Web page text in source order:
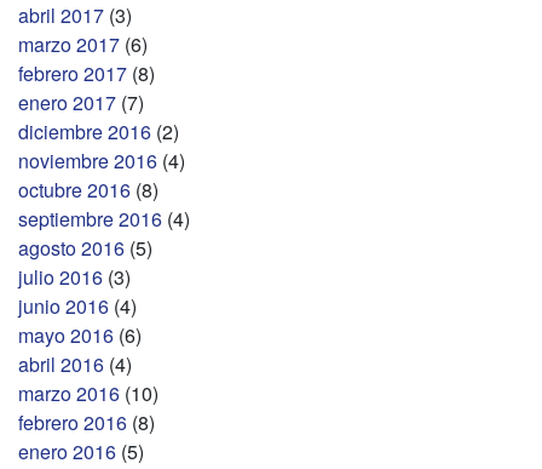
abril 2017 (3)
marzo 2017 (6)
febrero 2017 (8)
enero 2017 (7)
diciembre 2016 (2)
noviembre 2016 (4)
octubre 2016 (8)
septiembre 2016 (4)
agosto 2016 (5)
julio 2016 (3)
junio 2016 (4)
mayo 2016 (6)
abril 2016 (4)
marzo 2016 (10)
febrero 2016 (8)
enero 2016 (5)